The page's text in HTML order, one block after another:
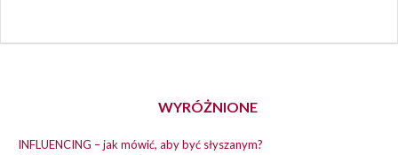
WYRÓŻNIONE
INFLUENCING – jak mówić, aby być słyszanym?